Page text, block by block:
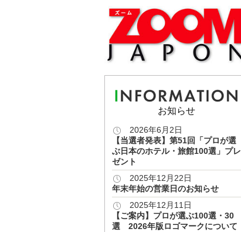
お知らせ
2026年6月2日
【当選者発表】第51回「プロが選
ぶ日本のホテル・旅館100選」プレ
ゼント
2025年12月22日
年末年始の営業日のお知らせ
2025年12月11日
【ご案内】プロが選ぶ100選・30
選 2026年版ロゴマークについて